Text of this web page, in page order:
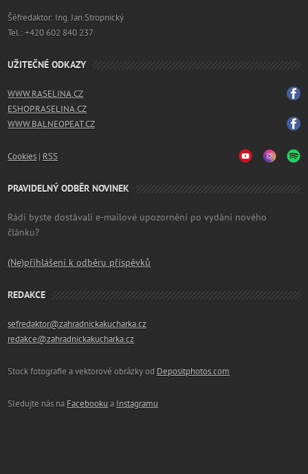
Šéfredaktor: Ing. Jan Stropnický
Tel.: +420 602 840 237
UŽITEČNÉ ODKAZY
WWW.RASELINA.CZ
ESHOP.RASELINA.CZ
WWW.BALNEOPEAT.CZ
Cookies | RSS
PRAVIDELNÝ ODBĚR NOVINEK
Rádi byste dostávali e-mailové upozornění po vydání nového
článku?
(Ne)přihlášení k odběru příspěvků
REDAKCE
sefredaktor@zahradnickakucharka.cz
redakce@zahradnickakucharka.cz
Stock fotografie a vektorové obrázky od Depositphotos.com
Sledujte nás na Facebooku a Instagramu